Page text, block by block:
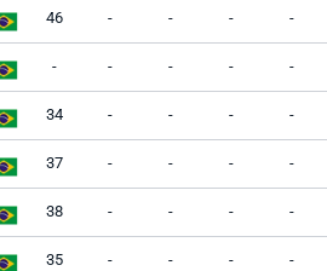
46 - - - -
- - - - -
34 - - - -
37 - - - -
38 - - - -
35 - - - -